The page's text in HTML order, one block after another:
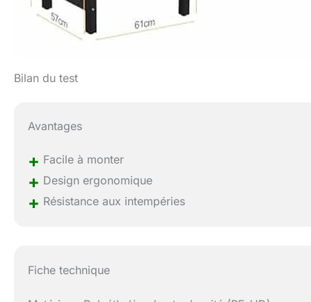
Bilan du test
Avantages
+ Facile à monter
+ Design ergonomique
+ Résistance aux intempéries
Fiche technique